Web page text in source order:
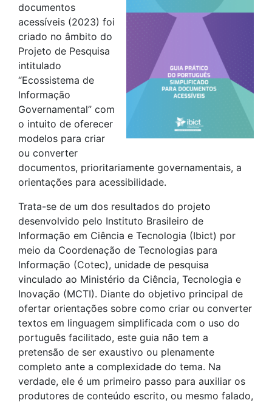
documentos
acessíveis (2023) foi
criado no âmbito do
Projeto de Pesquisa
intitulado
“Ecossistema de
Informação
Governamental” com
o intuito de oferecer
modelos para criar
ou converter
documentos, prioritariamente governamentais, a
orientações para acessibilidade.
Trata-se de um dos resultados do projeto
desenvolvido pelo Instituto Brasileiro de
Informação em Ciência e Tecnologia (Ibict) por
meio da Coordenação de Tecnologias para
Informação (Cotec), unidade de pesquisa
vinculado ao Ministério da Ciência, Tecnologia e
Inovação (MCTI). Diante do objetivo principal de
ofertar orientações sobre como criar ou converter
textos em linguagem simplificada com o uso do
português facilitado, este guia não tem a
pretensão de ser exaustivo ou plenamente
completo ante a complexidade do tema. Na
verdade, ele é um primeiro passo para auxiliar os
produtores de conteúdo escrito, ou mesmo falado,